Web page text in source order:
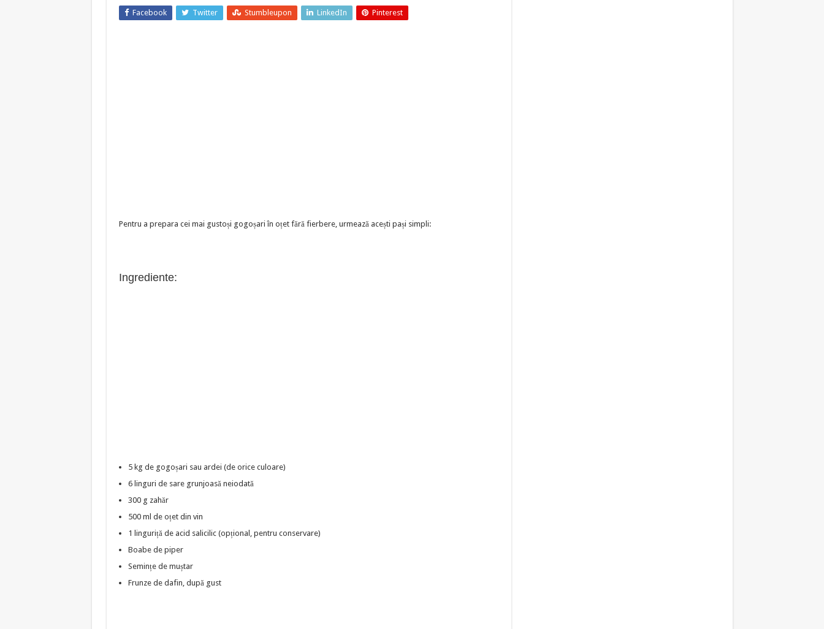
Facebook Twitter Stumbleupon LinkedIn Pinterest
Pentru a prepara cei mai gustoși gogoșari în oțet fără fierbere, urmează acești pași simpli:
Ingrediente:
5 kg de gogoșari sau ardei (de orice culoare)
6 linguri de sare grunjoasă neiodată
300 g zahăr
500 ml de oțet din vin
1 linguriță de acid salicilic (opțional, pentru conservare)
Boabe de piper
Semințe de muștar
Frunze de dafin, după gust